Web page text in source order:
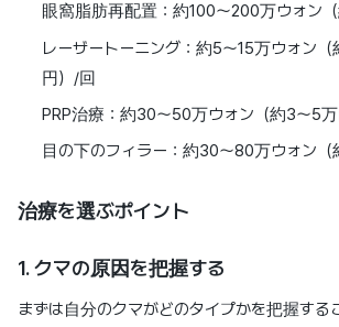
眼窩脂肪再配置：約100〜200万ウォン（
レーザートーニング：約5〜15万ウォン
円）/回
PRP治療：約30〜50万ウォン（約3〜5
目の下のフィラー：約30〜80万ウォン（
治療を選ぶポイント
1. クマの原因を把握する
まずは自分のクマがどのタイプかを把握する